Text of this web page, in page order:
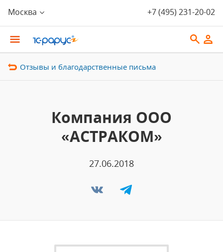
Москва +7 (495) 231-20-02
Отзывы и благодарственные письма
Компания ООО
«АСТРАКОМ»
27.06.2018